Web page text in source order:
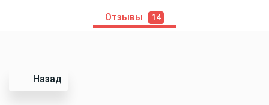
Отзывы 14
Назад